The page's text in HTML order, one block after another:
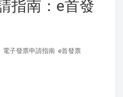
指南：e首發
電子發票申請指南 e首發票